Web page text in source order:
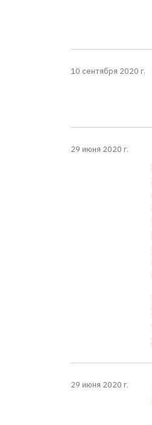
10 сентября 2020 г.
29 июня 2020 г.
29 июня 2020 г.